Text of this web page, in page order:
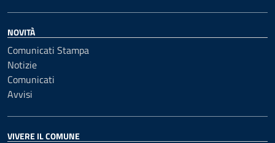
NOVITÀ
Comunicati Stampa
Notizie
Comunicati
Avvisi
VIVERE IL COMUNE